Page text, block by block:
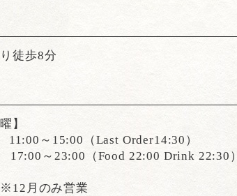
徒歩8分
】
～15:00（Last Order14:30）
～23:00（Food 22:00 Drink 22:30）
※12月のみ営業